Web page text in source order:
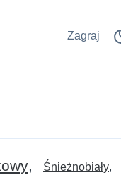
Zagraj
Śnieżnobiały